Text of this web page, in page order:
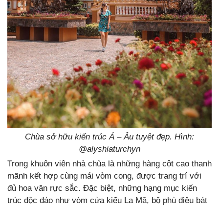
Chùa sở hữu kiến trúc Á – Âu tuyệt đẹp. Hình:
@alyshiaturchyn
Trong khuôn viên nhà chùa là những hàng cột cao thanh
mãnh kết hợp cùng mái vòm cong, được trang trí với
đủ hoa văn rực sắc. Đặc biệt, những hạng mục kiến
trúc độc đáo như vòm cửa kiểu La Mã, bộ phù điêu bát